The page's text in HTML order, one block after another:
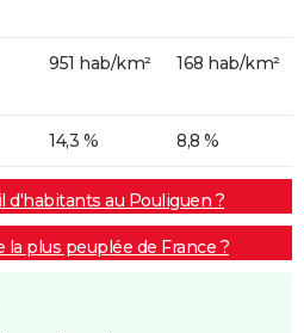
951 hab/km² 168 hab/km²
14,3 % 8,8 %
d'habitants au Pouliguen ?
la plus peuplée de France ?